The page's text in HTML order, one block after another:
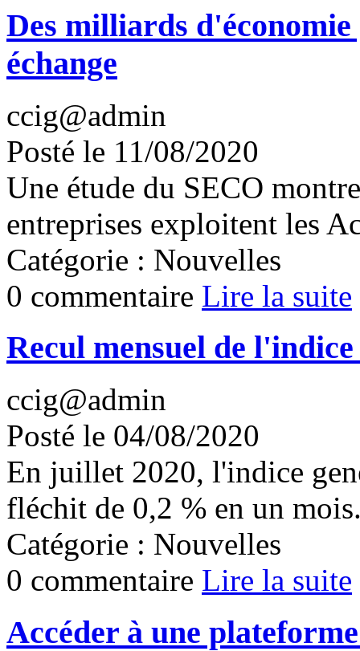
Des milliards
échange
ccig@admin
Posté le 11/08/2020
Une étude du SECO
entreprises exploitent les
Catégorie : Nouvelles
0 commentaire Lire la suite
Recul mensuel de
ccig@admin
Posté le 04/08/2020
En juillet 2020, l'indice
fléchit de 0,2 % en un
Catégorie : Nouvelles
0 commentaire Lire la suite
Accéder à une